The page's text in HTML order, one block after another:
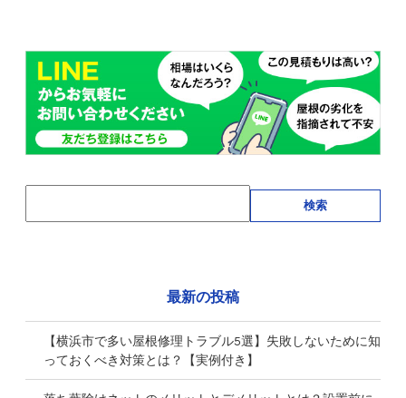
検索
最新の投稿
【横浜市で多い屋根修理トラブル5選】失敗しないために知
っておくべき対策とは？【実例付き】